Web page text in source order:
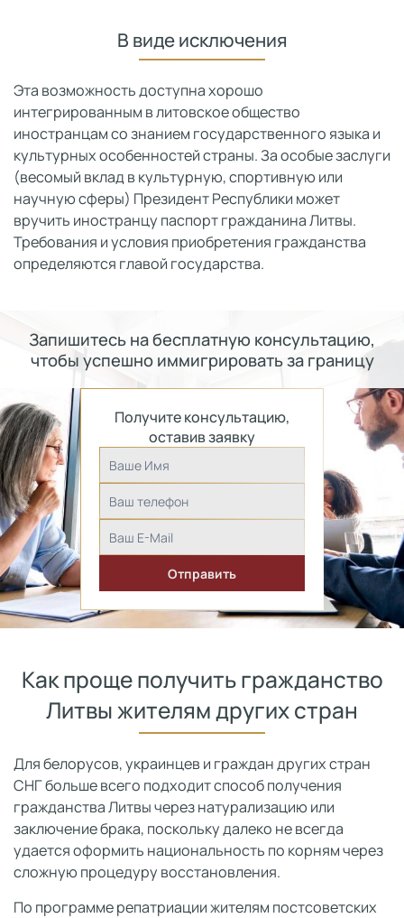
В виде исключения
Эта возможность доступна хорошо
интегрированным в литовское общество
иностранцам со знанием государственного языка и
культурных особенностей страны. За особые заслуги
(весомый вклад в культурную, спортивную или
научную сферы) Президент Республики может
вручить иностранцу паспорт гражданина Литвы.
Требования и условия приобретения гражданства
определяются главой государства.
Запишитесь на бесплатную консультацию,
чтобы успешно иммигрировать за границу
Получите консультацию,
оставив заявку
Как проще получить гражданство
Литвы жителям других стран
Для белорусов, украинцев и граждан других стран
СНГ больше всего подходит способ получения
гражданства Литвы через натурализацию или
заключение брака, поскольку далеко не всегда
удается оформить национальность по корням через
сложную процедуру восстановления.
По программе репатриации жителям постсоветских